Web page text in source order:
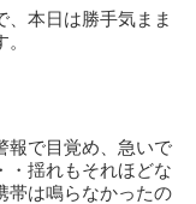
、本日は勝手気まま
で目覚め、急いで
・揺れもそれほどな
帯は鳴らなかったの